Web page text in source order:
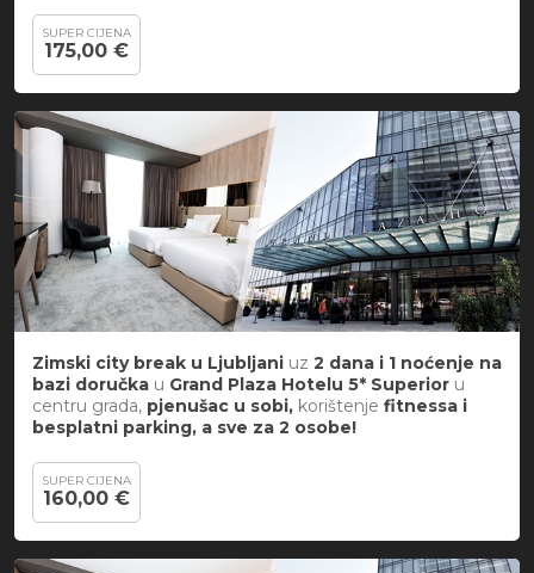
SUPER CIJENA
175,00 €
Zimski city break u Ljubljani uz 2 dana i 1 noćenje na
bazi doručka u Grand Plaza Hotelu 5* Superior u
centru grada, pjenušac u sobi, korištenje fitnessa i
besplatni parking, a sve za 2 osobe!
SUPER CIJENA
160,00 €